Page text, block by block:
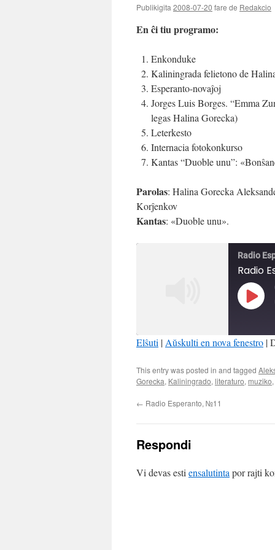
Publikigita 2008-07-20 fare de Redakcio
En ĉi tiu programo:
Enkonduke
Kaliningrada felietono de
Esperanto-novaĵoj
Jorges Luis Borges. “Emma
legas Halina Gorecka)
Leterkesto
Internacia fotokonkurso
Kantas “Duoble unu”:
Parolas: Halina Gorecka
Korĵenkov
Kantas: «Duoble unu».
Radio
Radio
Play
Episode
RSS FEED
LINK
Elŝuti | Aŭskulti en nova fenestro |
This entry was posted in and tagged
Gorecka, Kaliningrado, literaturo, muziko,
← Radio Esperanto, №11
Respondi
Vi devas esti ensalutinta por rajti